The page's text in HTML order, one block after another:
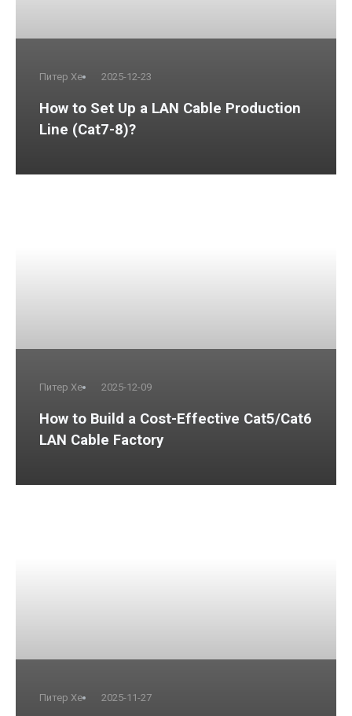
Питер Хе 2025-12-23
How to Set Up a LAN Cable Production
Line (Cat7-8)?
Питер Хе 2025-12-09
How to Build a Cost-Effective Cat5/Cat6
LAN Cable Factory
Питер Хе 2025-11-27